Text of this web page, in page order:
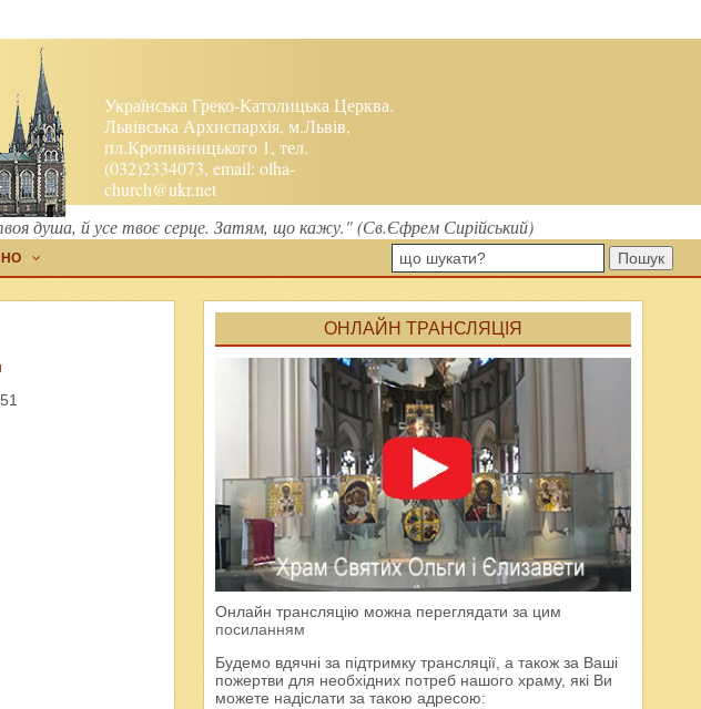
Українська Греко-Католицька Церква.
Львівська Архиєпархія, м.Львів,
пл.Кропивницького 1, тел.
(032)2334073, email:olha-
church@ukr.net
душа, й усе твоє серце. Затям, що кажу." (Св.Єфрем Сирійський)
Пошук
ОНЛАЙН ТРАНСЛЯЦІЯ
Онлайн трансляцію можна переглядати за цим
посиланням
Будемо вдячні за підтримку трансляції, а також за Ваші
пожертви для необхідних потреб нашого храму, які Ви
можете надіслати за такою адресою: